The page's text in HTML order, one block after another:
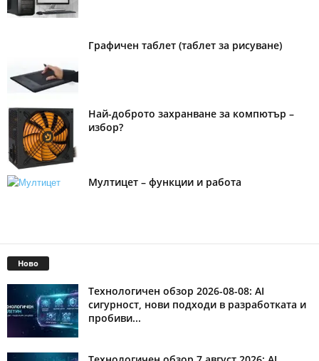
Графичен таблет (таблет за рисуване)
Най-доброто захранване за компютър –
избор?
Мултицет – функции и работа
Ново
Технологичен обзор 2026-08-08: AI
сигурност, нови подходи в разработката и
пробиви...